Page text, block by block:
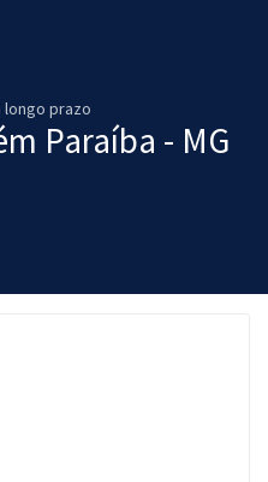
longo prazo
Paraíba - MG